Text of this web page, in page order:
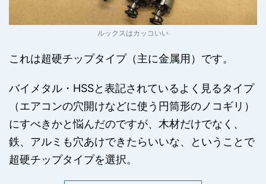
ルックスはカッコいい
これは超硬チップタイプ（主に金属用）です。
バイメタル・HSSと表記されているよく見るタイプ
（エアコンの穴開けなどに使う円筒形のノコギリ）
にすべきかと悩んだのですが、木材だけでなく、
鉄、アルミも穴あけできたらいいな、ということで
超硬チップタイプを選択。